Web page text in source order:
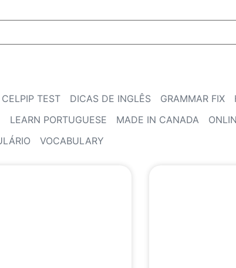
CELPIP TEST DICAS DE INGLÊS GRAMMAR FIX
LEARN PORTUGUESE MADE IN CANADA
VOCABULARY